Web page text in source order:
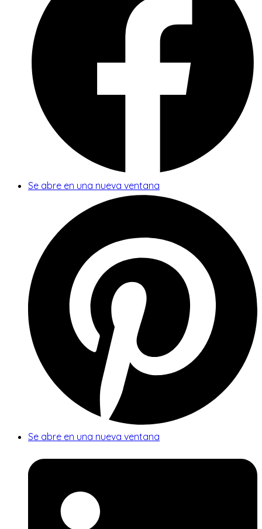
Se abre en una nueva ventana
Se abre en una nueva ventana